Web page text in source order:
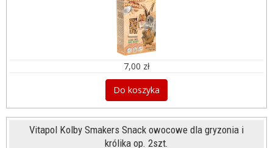
7,00 zł
Do koszyka
Vitapol Kolby Smakers Snack owocowe dla gryzonia i
królika op. 2szt.